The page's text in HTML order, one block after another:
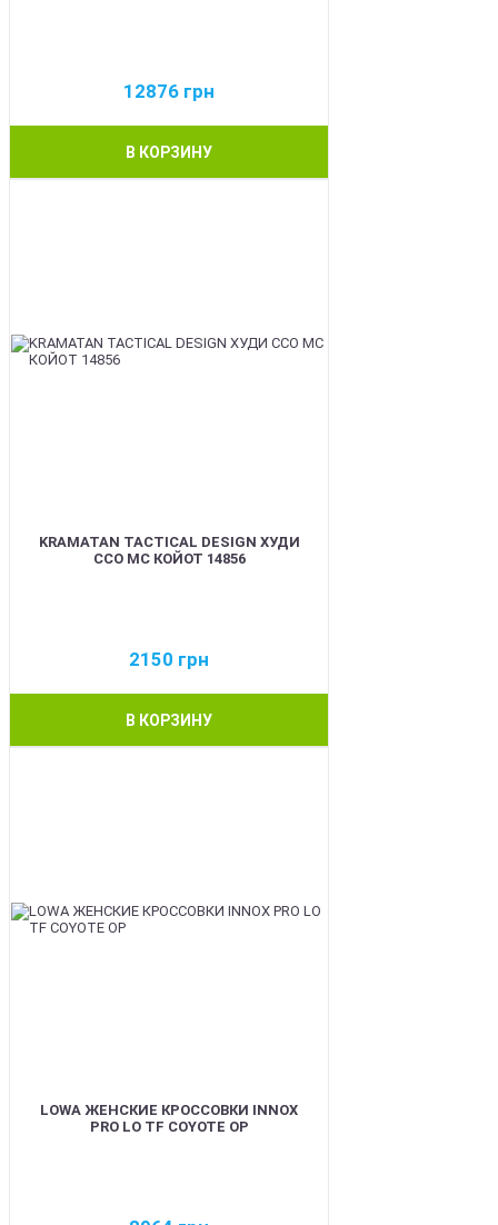
12876 грн
В КОРЗИНУ
KRAMATAN TACTICAL DESIGN ХУДИ
ССО МС КОЙОТ 14856
2150 грн
В КОРЗИНУ
LOWA ЖЕНСКИЕ КРОССОВКИ INNOX
PRO LO TF COYOTE OP